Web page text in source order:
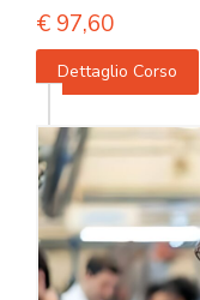
€ 97,60
Dettaglio Corso